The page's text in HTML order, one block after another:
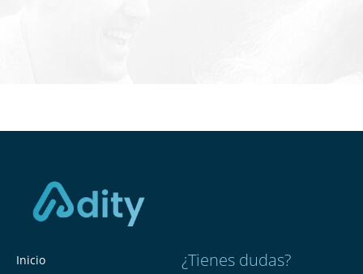
Inicio
¿Tienes dudas?